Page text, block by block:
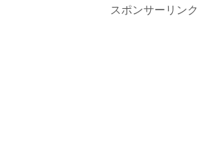
スポンサーリンク